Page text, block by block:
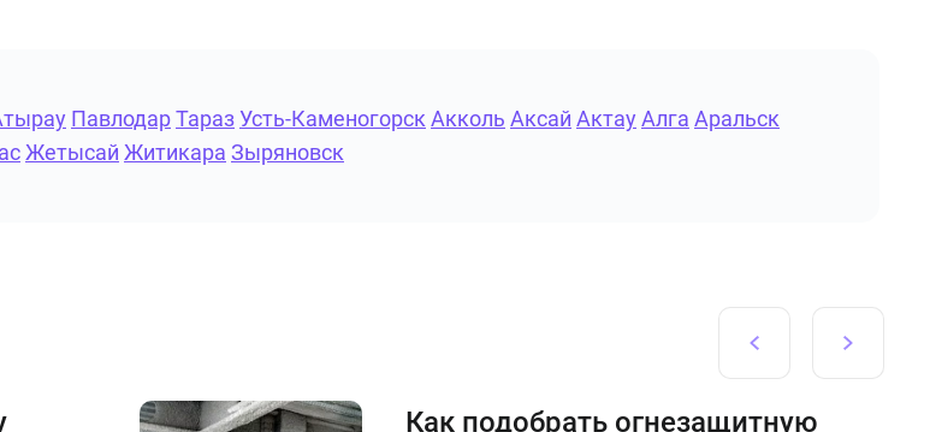
ПавлодарТараз Усть-Каменогорск Акколь Аксай Актау Алга Аральск
Жетысай Житикара Зыряновск
Как подобрать огнезащитную